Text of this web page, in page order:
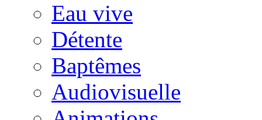
Eau vive
Détente
Baptêmes
Audiovisuelle